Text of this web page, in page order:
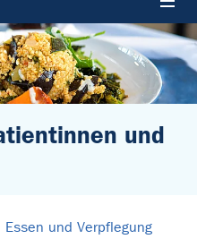
und
Essen und Verpflegung